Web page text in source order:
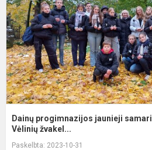
Dainų progimnazijos jaunieji
Vėlinių žvakel...
Paskelbta: 2023-10-31